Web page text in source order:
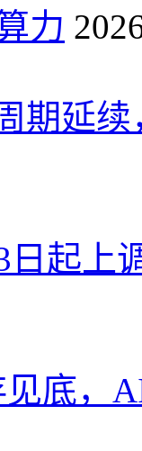
力
期延
起上
底，